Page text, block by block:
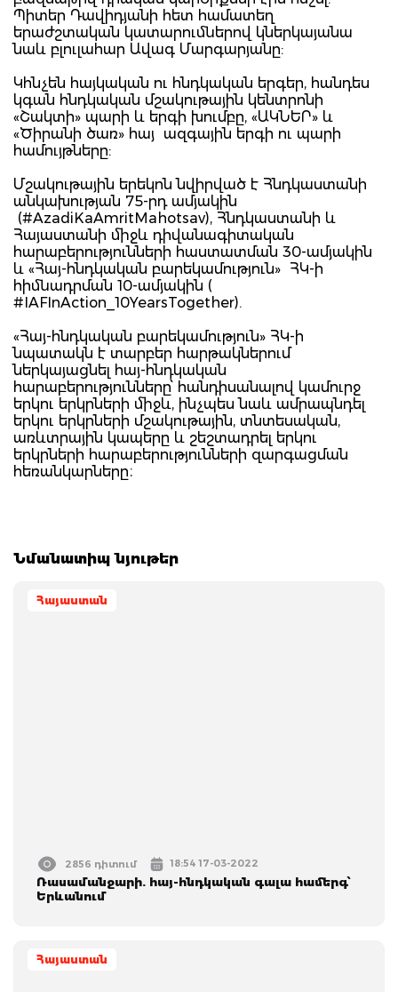
Պիտեր Դավիդյանի հետ համատեղ
երաժշտական կատարումներով կներկայանա
նաև բլուլահար Ավագ Մարգարյանը:
Կհնչեն հայկական ու հնդկական երգեր, հանդես
կգան հնդկական մշակութային կենտրոնի
«Շակտի» պարի և երգի խումբը, «ԱԿՆԵՐ» և
«Ծիրանի ծառ» հայ ազգային երգի ու պարի
համույթները:
Մշակութային երեկոն նվիրված է Հնդկաստանի
անկախության 75-րդ ամյակին
(#AzadiKaAmritMahotsav), Հնդկաստանի և
Հայաստանի միջև դիվանագիտական
հարաբերությունների հաստատման 30-ամյակին
և «Հայ-հնդկական բարեկամություն» ՀԿ-ի
հիմնադրման 10-ամյակին (
#IAFInAction_10YearsTogether).
«Հայ-հնդկական բարեկամություն» ՀԿ-ի
նպատակն է տարբեր հարթակներում
ներկայացնել հայ-հնդկական
հարաբերությունները՝ հանդիսանալով կամուրջ
երկու երկրների միջև, ինչպես նաև ամրապնդել
երկու երկրների մշակութային, տնտեսական,
առևտրային կապերը և շեշտադրել երկու
երկրների հարաբերությունների զարգացման
հեռանկարները։
Նմանատիպ նյութեր
Հայաստան
2856 դիտում 18:54 17-03-2022
Ռասամանջարի. հայ-հնդկական գալա համերգ՝
Երևանում
Հայաստան